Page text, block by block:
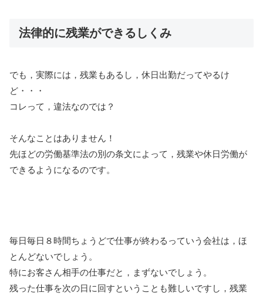
法律的に残業ができるしくみ
でも，実際には，残業もあるし，休日出勤だってやるけ
ど・・・
コレって，違法なのでは？
そんなことはありません！
先ほどの労働基準法の別の条文によって，残業や休日労働が
できるようになるのです。
毎日毎日８時間ちょうどで仕事が終わるっていう会社は，ほ
とんどないでしょう。
特にお客さん相手の仕事だと，まずないでしょう。
残った仕事を次の日に回すということも難しいですし，残業